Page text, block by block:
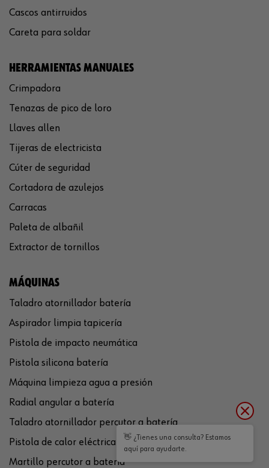
Cascos antirruidos
Careta para soldar
HERRAMIENTAS MANUALES
Crimpadora
Tenazas de pico de loro
Llaves allen
Tijeras de electricista
Cúter de seguridad
Cortadora de azulejos
Carracas
Paleta de albañil
Extractor de tornillos
MÁQUINAS
Taladro atornillador batería
Aspirador limpia tapicería
Pistola de impacto neumática
Pistola silicona batería
Máquina limpieza agua a presión
Radial angular a batería
Taladro atornillador percutor a batería
Pistola de calor eléctrica
Martillo percutor a batería
👋 ¿Tienes una consulta? Estamos
aquí para ayudarte.